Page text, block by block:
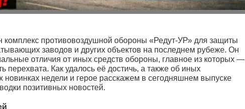
комплекс противовоздушной обороны «Редут-УР» для защиты
заводов и других объектов на последнем рубеже. Он
отличия от иных средств обороны, главное из которых —
перехвата. Как удалось её достичь, а также об иных
новинках недели и герое расскажем в сегодняшнем выпуске
позитивных новостей.